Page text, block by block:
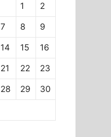
1 2
7 8 9
14 15 16
21 22 23
28 29 30